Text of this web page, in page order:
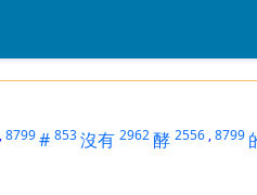
,8799# 853沒有 2962酵 2556 ,8799